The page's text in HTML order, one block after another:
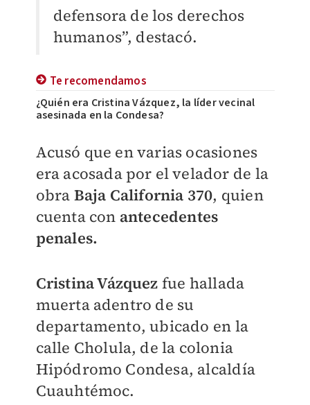
defensora de los derechos
humanos”, destacó.
Te recomendamos
¿Quién era Cristina Vázquez, la líder vecinal
asesinada en la Condesa?
Acusó que en varias ocasiones
era acosada por el velador de la
obra Baja California 370, quien
cuenta con antecedentes
penales.
Cristina Vázquez fue hallada
muerta adentro de su
departamento, ubicado en la
calle Cholula, de la colonia
Hipódromo Condesa, alcaldía
Cuauhtémoc.